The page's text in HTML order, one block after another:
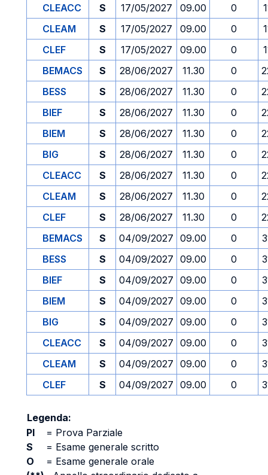
CLEACC
S 17/05/2027 09.00 0
CLEAM
S 17/05/2027 09.00 0
CLEF
S 17/05/2027 09.00 0
BEMACS
S 28/06/2027 11.30 0
BESS
S 28/06/2027 11.30 0
BIEF
S 28/06/2027 11.30 0
BIEM
S 28/06/2027 11.30 0
BIG
S 28/06/2027 11.30 0
CLEACC
S 28/06/2027 11.30 0
CLEAM
S 28/06/2027 11.30 0
CLEF
S 28/06/2027 11.30 0
BEMACS
S 04/09/2027 09.00 0
BESS
S 04/09/2027 09.00 0
BIEF
S 04/09/2027 09.00 0
BIEM
S 04/09/2027 09.00 0
BIG
S 04/09/2027 09.00 0
CLEACC
S 04/09/2027 09.00 0
CLEAM
S 04/09/2027 09.00 0
CLEF
S 04/09/2027 09.00 0
Legenda:
PI
= Prova Parziale
S
= Esame generale scritto
O
= Esame generale orale